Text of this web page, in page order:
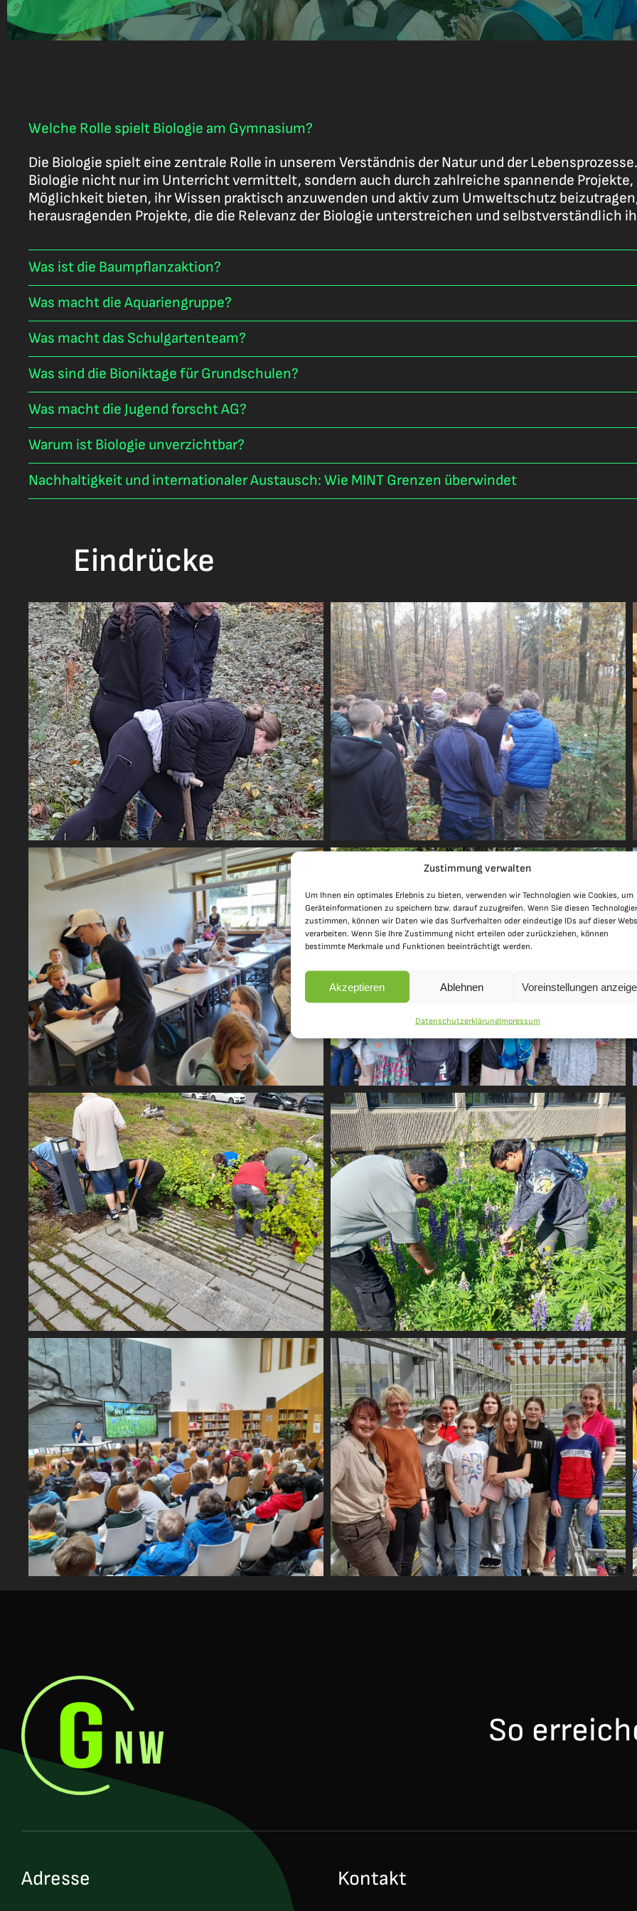
Zustimmung verwalten
Um Ihnen ein optimales Erlebnis zu bieten, verwenden wir Technologien wie Cookies, um
Geräteinformationen zu speichern bzw. darauf zuzugreifen. Wenn Sie diesen
zustimmen, können wir Daten wie das Surfverhalten oder eindeutige IDs auf dieser
verarbeiten. Wenn Sie Ihre Zustimmung nicht erteilen oder zurückziehen, können
bestimmte Merkmale und Funktionen beeinträchtigt werden.
Akzeptieren Ablehnen Voreinstellungen
DatenschutzerklärungImpressum
Welche Rolle spielt Biologie am Gymnasium?
Die Biologie spielt eine zentrale Rolle in unserem Verständnis der Natur und der
Biologie nicht nur im Unterricht vermittelt, sondern auch durch zahlreiche spannende
Möglichkeit bieten, ihr Wissen praktisch anzuwenden und aktiv zum Umweltschutz
herausragenden Projekte, die die Relevanz der Biologie unterstreichen und selbstverständlich
Was ist die Baumpflanzaktion?
Was macht die Aquariengruppe?
Was macht das Schulgartenteam?
Was sind die Bioniktage für Grundschulen?
Was macht die Jugend forscht AG?
Warum ist Biologie unverzichtbar?
Nachhaltigkeit und internationaler Austausch: Wie MINT Grenzen überwindet
Eindrücke
So
Adresse Kontakt